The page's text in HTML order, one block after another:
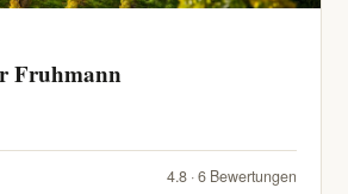
Fruhmann
4.8 · 6 Bewertungen